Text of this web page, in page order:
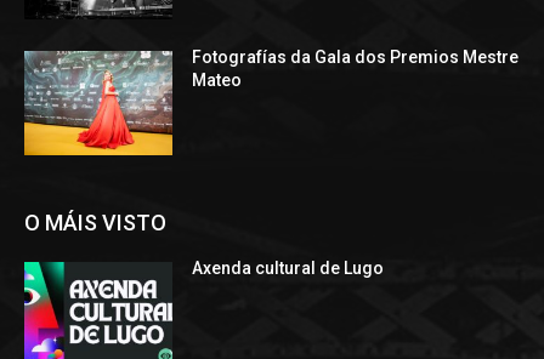
Fotografías da Gala dos Premios Mestre
Mateo
O MÁIS VISTO
Axenda cultural de Lugo